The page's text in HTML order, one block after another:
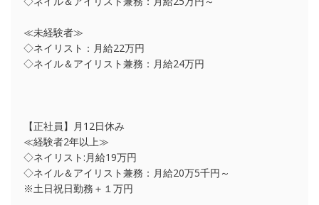
≪未経験者≫
◇ネイリスト：月給22万円
◇ネイル＆アイリスト兼務：月給24万円
【正社員】月12日休み
≪経験者2年以上≫
◇ネイリスト:月給19万円
◇ネイル＆アイリスト兼務：月給20万5千円～
※土日祝日勤務＋１万円